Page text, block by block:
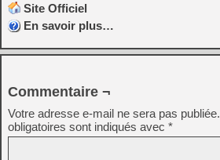
Site Officiel
En savoir plus…
Commentaire ¬
Votre adresse e-mail ne sera pas publiée.
obligatoires sont indiqués avec *